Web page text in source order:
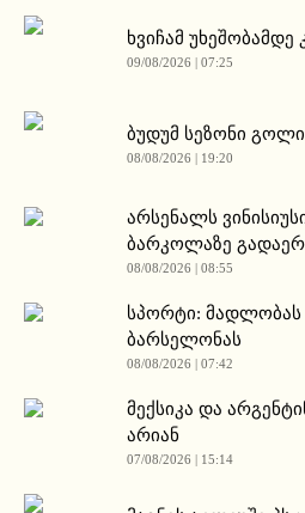
ხვიჩამ უხეშობამდე
09/08/2026 | 07:25
ბუდუმ სეზონი
08/08/2026 | 19:20
არსენალს
ბარკოლაზე
08/08/2026 | 08:55
სპორტი: მადლობას
ბარსელონას
08/08/2026 | 07:42
მექსიკა და
არიან
07/08/2026 | 15:14